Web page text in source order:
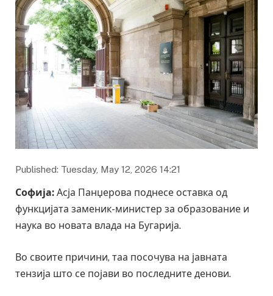
Published: Tuesday, May 12, 2026 14:21
Софија: Асја Панџерова поднесе оставка од
функцијата заменик-министер за образование и
наука во новата влада на Бугарија.
Во своите причини, таа посочува на јавната
тензија што се појави во последните денови.